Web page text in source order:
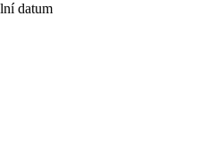
datum